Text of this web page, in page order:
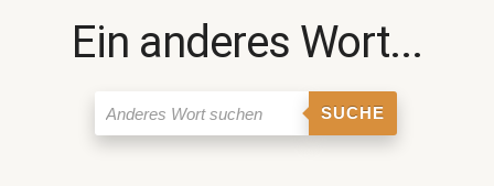
Ein anderes Wort...
SUCHE